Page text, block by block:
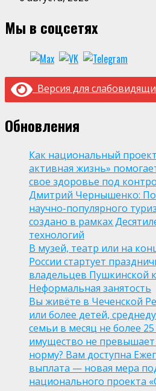
Мы в соцсетях
Версия для
Обновления
Как национальный
активная жизнь»
свое здоровье под
Дмитрий Чернышенко:
научно-популярного
создано в рамках
технологий
В музей, театр или на
России стартует
владельцев Пушкинской
Неформальная занятость
Вы живёте в Чеченской
или более детей,
семьи в месяц не более 25
имущество не превышает
норму? Вам доступна
выплата — новая мера
национального проекта